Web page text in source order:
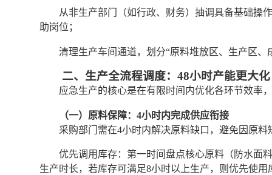
从非生产部门（如行政、财务）抽调具备基础操
助岗位；
清理生产车间通道，划分“原料堆放区、生产区
二、生产全流程调度：48小时产能更大化
应急生产的核心是在有限时间内优化各环节效率
（一）原料保障：4小时内完成供应衔接
采购部门需在4小时内解决原料缺口，避免因原料
优先调用库存：第一时间盘点核心原料（防水面
生产时长，若库存可满足8小时以上生产，则优先使